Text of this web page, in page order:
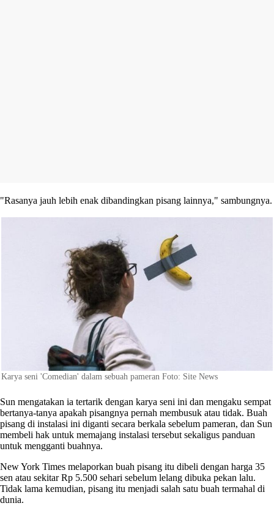
"Rasanya jauh lebih enak dibandingkan pisang lainnya," sambungnya.
Karya seni 'Comedian' dalam sebuah pameran Foto: Site News
Sun mengatakan ia tertarik dengan karya seni ini dan mengaku sempat
bertanya-tanya apakah pisangnya pernah membusuk atau tidak. Buah
pisang di instalasi ini diganti secara berkala sebelum pameran, dan Sun
membeli hak untuk memajang instalasi tersebut sekaligus panduan
untuk mengganti buahnya.
New York Times melaporkan buah pisang itu dibeli dengan harga 35
sen atau sekitar Rp 5.500 sehari sebelum lelang dibuka pekan lalu.
Tidak lama kemudian, pisang itu menjadi salah satu buah termahal di
dunia.